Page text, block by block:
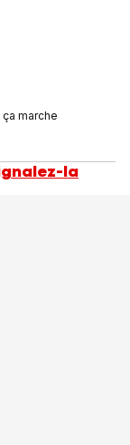
marche
la